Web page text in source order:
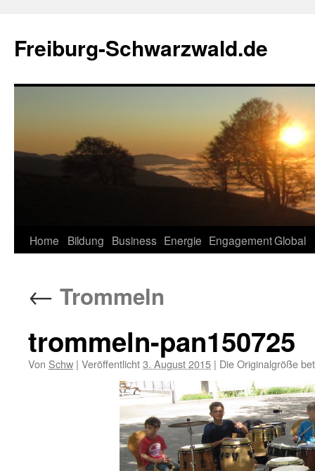
springen
Freiburg-Schwarzwald.de
Home Bildung Business Energie EngagementGlobal
← Trommeln
trommeln-pan150725
Von Schw | Veröffentlicht3. August 2015 | Die Originalgröße